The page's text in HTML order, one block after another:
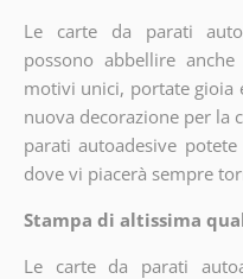
Le carte da parati
possono abbellire
motivi unici, portate gioia
nuova decorazione per la
parati autoadesive
dove vi piacerà sempre
Stampa di altissima
Le carte da parati